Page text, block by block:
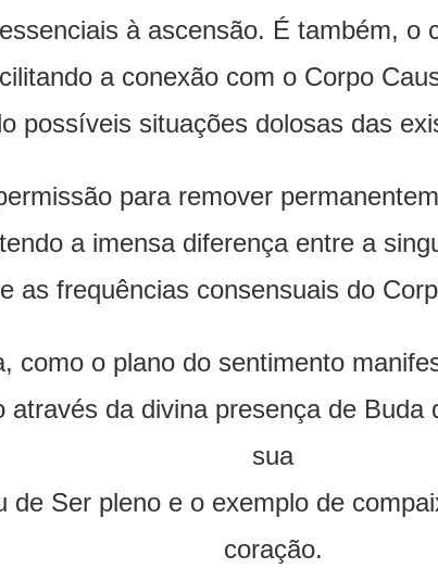
à ascensão. É também, o
a conexão com o Corpo
possíveis situações dolosas das
para remover
a imensa diferença entre a
e as frequências consensuais do
como o plano do sentimento
da divina presença de
sua
de Ser pleno e o exemplo de
coração.